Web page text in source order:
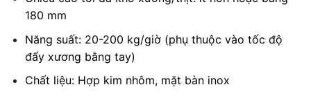
180 mm
Năng suất: 20-200 kg/giờ (phụ thuộc vào tốc độ
đẩy xương bằng tay)
Chất liệu: Hợp kim nhôm, mặt bàn inox